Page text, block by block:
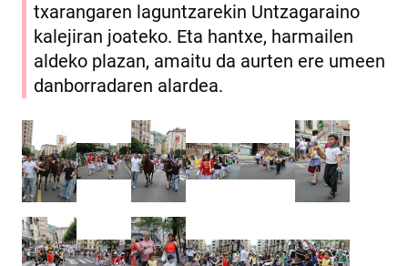
txarangaren laguntzarekin Untzagaraino
kalejiran joateko. Eta hantxe, harmailen
aldeko plazan, amaitu da aurten ere umeen
danborradaren alardea.